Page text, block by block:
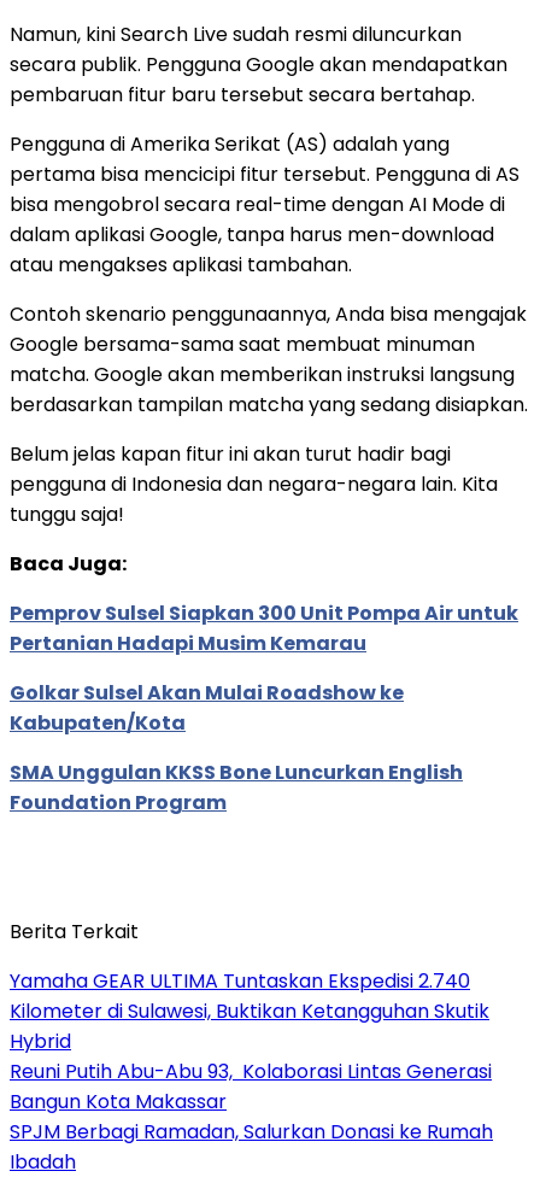
Namun, kini Search Live sudah resmi diluncurkan
secara publik. Pengguna Google akan mendapatkan
pembaruan fitur baru tersebut secara bertahap.
Pengguna di Amerika Serikat (AS) adalah yang
pertama bisa mencicipi fitur tersebut. Pengguna di AS
bisa mengobrol secara real-time dengan AI Mode di
dalam aplikasi Google, tanpa harus men-download
atau mengakses aplikasi tambahan.
Contoh skenario penggunaannya, Anda bisa mengajak
Google bersama-sama saat membuat minuman
matcha. Google akan memberikan instruksi langsung
berdasarkan tampilan matcha yang sedang disiapkan.
Belum jelas kapan fitur ini akan turut hadir bagi
pengguna di Indonesia dan negara-negara lain. Kita
tunggu saja!
Baca Juga:
Pemprov Sulsel Siapkan 300 Unit Pompa Air untuk
Pertanian Hadapi Musim Kemarau
Golkar Sulsel Akan Mulai Roadshow ke
Kabupaten/Kota
SMA Unggulan KKSS Bone Luncurkan English
Foundation Program
Berita Terkait
Yamaha GEAR ULTIMA Tuntaskan Ekspedisi 2.740
Kilometer di Sulawesi, Buktikan Ketangguhan Skutik
Hybrid
Reuni Putih Abu-Abu 93, Kolaborasi Lintas Generasi
Bangun Kota Makassar
SPJM Berbagi Ramadan, Salurkan Donasi ke Rumah
Ibadah